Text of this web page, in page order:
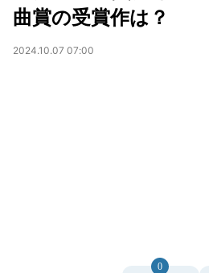
曲賞の受賞作は？
2024.10.07 07:00
0